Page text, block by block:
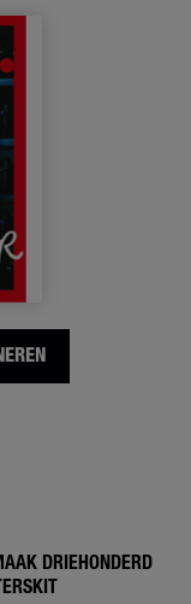
DRIEHONDERD